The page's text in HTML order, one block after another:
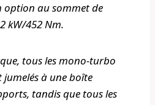
option au sommet de
kW/452 Nm.
tous les mono-turbo
jumelés à une boîte
tandis que tous les